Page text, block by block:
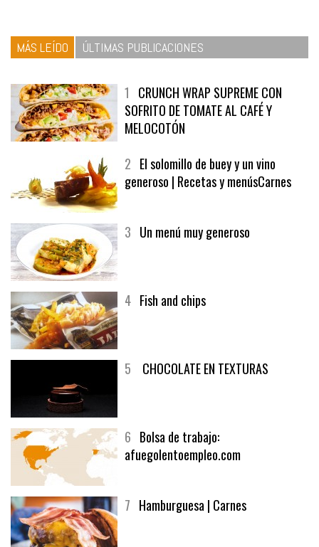
MÁS LEÍDO ÚLTIMAS PUBLICACIONES
1 CRUNCH WRAP SUPREME CON
SOFRITO DE TOMATE AL CAFÉ Y
MELOCOTÓN
2 El solomillo de buey y un vino
generoso | Recetas y menúsCarnes
3 Un menú muy generoso
4 Fish and chips
5 CHOCOLATE EN TEXTURAS
6 Bolsa de trabajo:
afuegolentoempleo.com
7 Hamburguesa | Carnes